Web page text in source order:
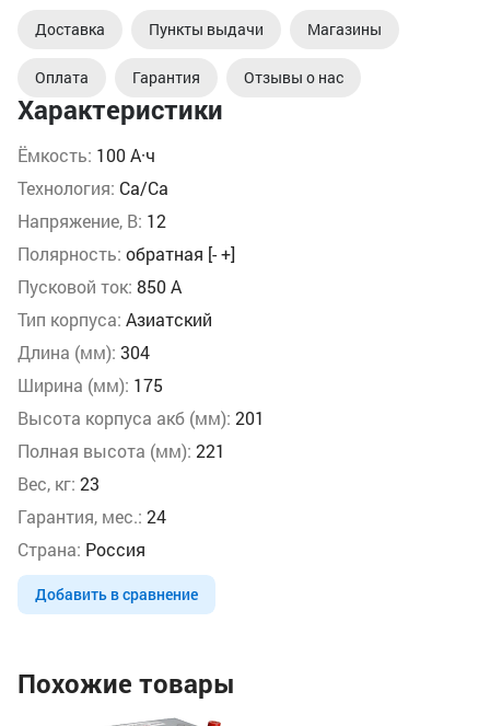
Характеристики
Ёмкость: 100 А·ч
Технология: Ca/Ca
Напряжение, В: 12
Полярность: обратная [- +]
Пусковой ток: 850 А
Тип корпуса: Азиатский
Длина (мм): 304
Ширина (мм): 175
Высота корпуса акб (мм): 201
Полная высота (мм): 221
Вес, кг: 23
Гарантия, мес.: 24
Страна: Россия
Добавить в сравнение
Доставка Пункты выдачи Магазины
Оплата Гарантия Отзывы о нас
Похожие товары